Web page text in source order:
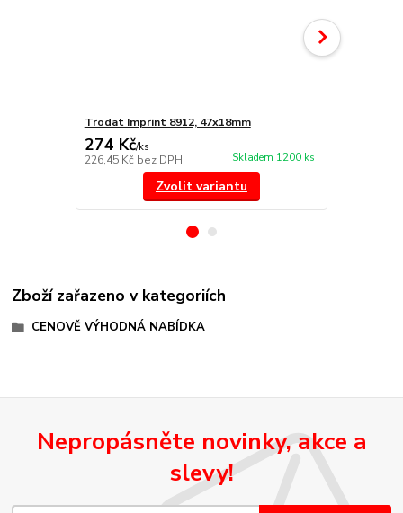
Trodat Imprint 8912, 47x18mm
274 Kč/ks
226,45 Kč bez DPH Skladem 1200 ks
Zvolit variantu
Zboží zařazeno v kategoriích
CENOVĚ VÝHODNÁ NABÍDKA
Nepropásněte novinky, akce a
slevy!